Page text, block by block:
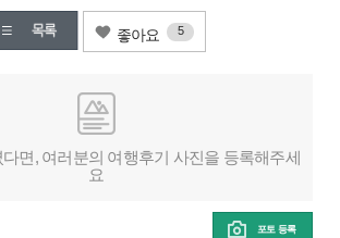
좋아요 5
면, 여러분의 여행후기 사진을 등록해주세
요
포토 등록